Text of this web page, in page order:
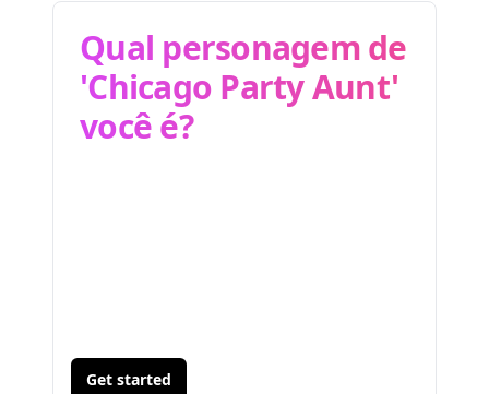
Qual personagem de
'Chicago Party Aunt'
você é?
Get started